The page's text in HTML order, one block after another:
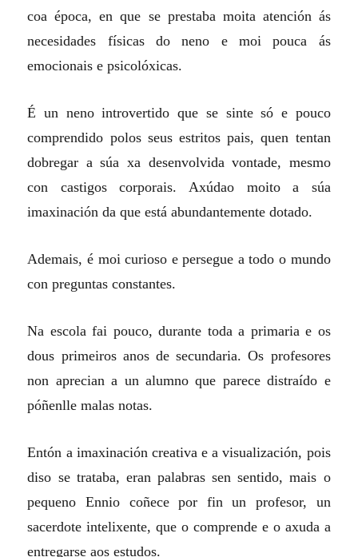
coa época, en que se prestaba moita atención ás
necesidades físicas do neno e moi pouca ás
emocionais e psicolóxicas.
É un neno introvertido que se sinte só e pouco
comprendido polos seus estritos pais, quen tentan
dobregar a súa xa desenvolvida vontade, mesmo
con castigos corporais. Axúdao moito a súa
imaxinación da que está abundantemente dotado.
Ademais, é moi curioso e persegue a todo o mundo
con preguntas constantes.
Na escola fai pouco, durante toda a primaria e os
dous primeiros anos de secundaria. Os profesores
non aprecian a un alumno que parece distraído e
póñenlle malas notas.
Entón a imaxinación creativa e a visualización, pois
diso se trataba, eran palabras sen sentido, mais o
pequeno Ennio coñece por fin un profesor, un
sacerdote intelixente, que o comprende e o axuda a
entregarse aos estudos.